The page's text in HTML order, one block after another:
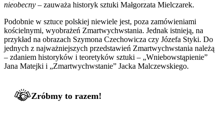
nieobecny – zauważa historyk sztuki Małgorzata Mielczarek.
Podobnie w sztuce polskiej niewiele jest, poza zamówieniami
kościelnymi, wyobrażeń Zmartwychwstania. Jednak istnieją, na
przykład na obrazach Szymona Czechowicza czy Józefa Styki. Do
jednych z najważniejszych przedstawień Zmartwychwstania należą
– zdaniem historyków i teoretyków sztuki – „Wniebowstąpienie”
Jana Matejki i „Zmartwychwstanie” Jacka Malczewskiego.
Zróbmy to razem!